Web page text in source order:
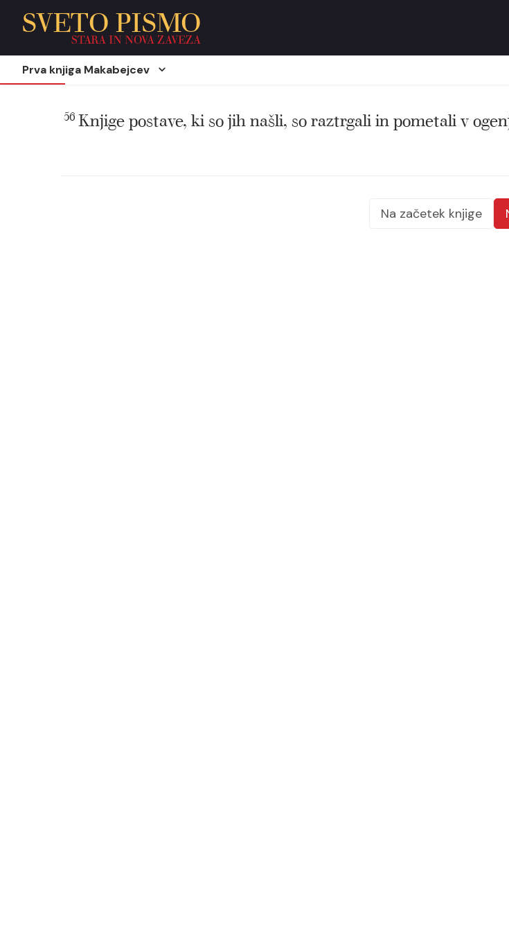
SVETO PISMO
STARA IN NOVA ZAVEZA
Prva knjiga Makabejcev
56 Knjige postave, ki so jih našli, so raztrgali in pometali v
Na začetek knjige